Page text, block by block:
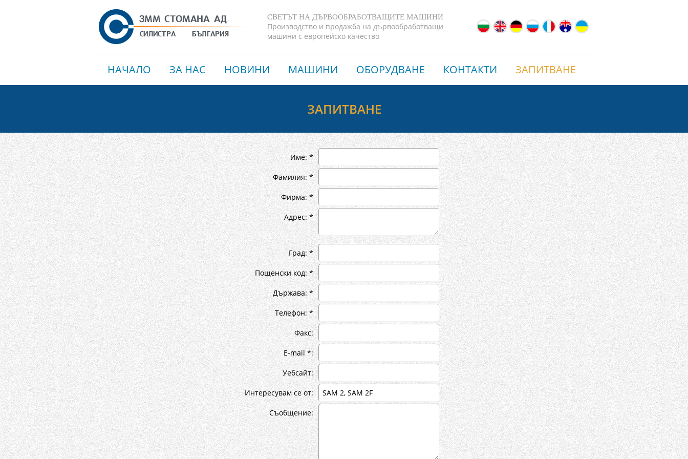
СВЕТЪТ НА ДЪРВООБРАБОТВАЩИТЕ МАШИНИ
Производство и продажба на дървообработващи
машини с европейско качество
НАЧАЛО ЗА НАС НОВИНИ МАШИНИ ОБОРУДВАНЕ КОНТАКТИ ЗАПИТВАНЕ
ЗАПИТВАНЕ
Име: *
Фамилия: *
Фирма: *
Адрес: *
Град: *
Пощенски код: *
Държава: *
Телефон: *
Факс:
E-mail *:
Уебсайт:
Интересувам се от:
Съобщение: